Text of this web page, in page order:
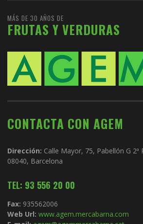
MÁS DE 30 AÑOS DE
FRUTAS Y VERDURAS
CONTACTA CON AGEM
Dirección: Calle Mayor, 75, Pabellón G
08040, Barcelona
TEL: 93 556 20 00
Fax: 935562006
Web Url: www.agem.mercabarna.com